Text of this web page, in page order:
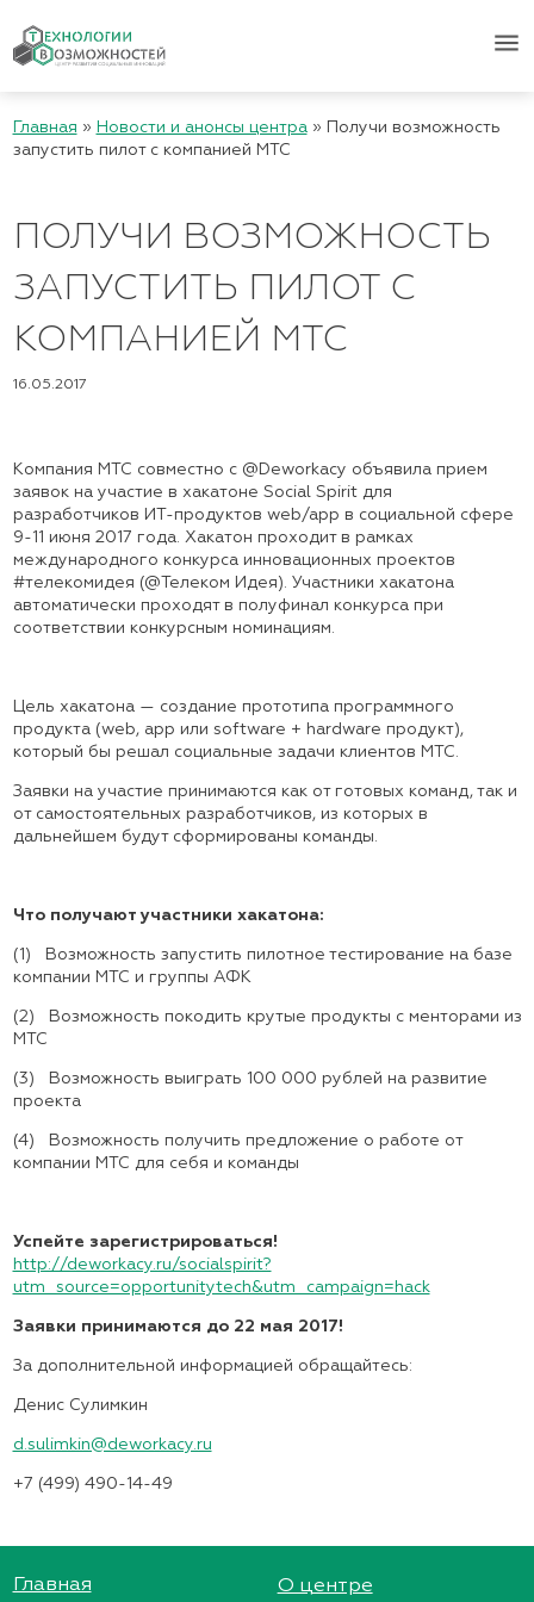
menu
Главная » Новости и анонсы центра»
Получи возможность
запустить пилот с компанией МТС
ПОЛУЧИ ВОЗМОЖНОСТЬ
ЗАПУСТИТЬ ПИЛОТ С
КОМПАНИЕЙ МТС
16.05.2017
Компания МТС совместно с @Deworkacy объявила прием
заявок на участие в хакатоне Social Spirit для
разработчиков ИТ-продуктов web/app в социальной сфере
9-11 июня 2017 года. Хакатон проходит в рамках
международного конкурса инновационных проектов
#телекомидея (@Телеком Идея). Участники хакатона
автоматически проходят в полуфинал конкурса при
соответствии конкурсным номинациям.
Цель хакатона — создание прототипа программного
продукта (web, app или software + hardware продукт),
который бы решал социальные задачи клиентов МТС.
Заявки на участие принимаются как от готовых команд, так и
от самостоятельных разработчиков, из которых в
дальнейшем будут сформированы команды.
Что получают участники хакатона:
(1) Возможность запустить пилотное тестирование на базе
компании МТС и группы АФК
(2) Возможность покодить крутые продукты с менторами из
МТС
(3) Возможность выиграть 100 000 рублей на развитие
проекта
(4) Возможность получить предложение о работе от
компании МТС для себя и команды
Успейте зарегистрироваться!
http://deworkacy.ru/socialspirit?
utm_source=opportunitytech&utm_campaign=hack
Заявки принимаются до 22 мая 2017!
За дополнительной информацией обращайтесь:
Денис Сулимкин
d.sulimkin@deworkacy.ru
+7 (499) 490-14-49
Главная О центре